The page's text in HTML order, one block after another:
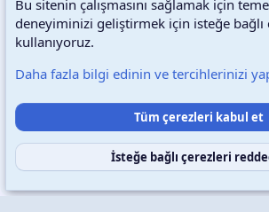
Türkçe (TR) Çerezler
Destek talepleri Bize ulaşın Şartlar ve
Gizlilik politikası Yardım Ana sayfa
Copyright © 2026 XenWp Telif Hakları
Bu sitenin çalışmasını sağlamak için
deneyiminizi geliştirmek için isteğe bağlı
kullanıyoruz.
Daha fazla bilgi edinin ve tercihlerinizi
Tüm çerezleri kabul et
İsteğe bağlı çerezleri